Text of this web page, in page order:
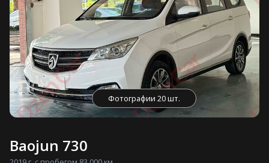
Фотографии 20 шт.
Baojun 730